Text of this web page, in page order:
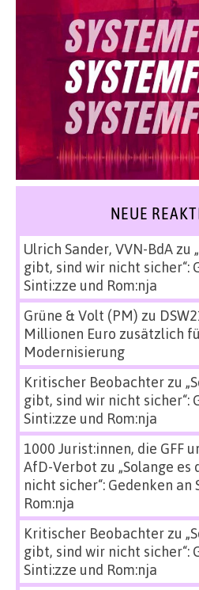
NEUE
Ulrich Sander, VVN-BdAzu
gibt, sind wir nicht sicher“:
Sinti:zze und Rom:nja
Grüne & Volt (PM) zu
Millionen Euro zusätzlich
Modernisierung
Kritischer Beobachterzu
gibt, sind wir nicht sicher“:
Sinti:zze und Rom:nja
1000 Jurist:innen, die GFF
AfD-Verbot zu „Solange
nicht sicher“: Gedenken an
Rom:nja
Kritischer Beobachterzu
gibt, sind wir nicht sicher“:
Sinti:zze und Rom:nja